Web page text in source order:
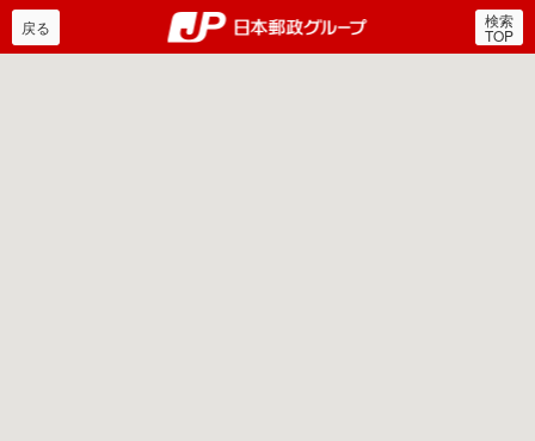
郵便局・日本郵政グルー
戻る 検索
TOP